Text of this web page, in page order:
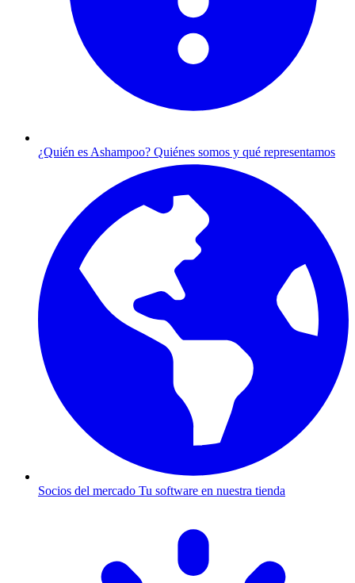
¿Quién es Ashampoo? Quiénes somos y qué representamos
Socios del mercado Tu software en nuestra tienda